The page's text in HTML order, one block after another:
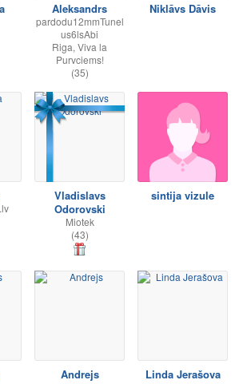
Aleksandrs
pardodu12mmTunel
us6lsAbi
Riga, Viva la
Purvciems!
(35)
Niklāvs Dāvis
Vladislavs
Odorovski
Miotek
(43)
sintija vizule
Andrejs Linda Jerašova